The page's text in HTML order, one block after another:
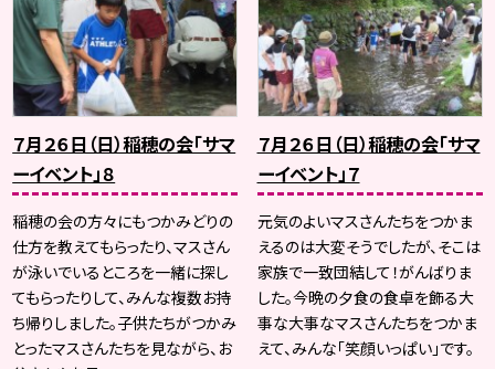
７月２６日（日）稲穂の会「サマ
ーイベント」８
稲穂の会の方々にもつかみどりの
仕方を教えてもらったり、マスさん
が泳いでいるところを一緒に探し
てもらったりして、みんな複数お持
ち帰りしました。子供たちがつかみ
とったマスさんたちを見ながら、お
７月２６日（日）稲穂の会「サマ
ーイベント」７
元気のよいマスさんたちをつかま
えるのは大変そうでしたが、そこは
家族で一致団結して！がんばりま
した。今晩の夕食の食卓を飾る大
事な大事なマスさんたちをつかま
えて、みんな「笑顔いっぱい」です。